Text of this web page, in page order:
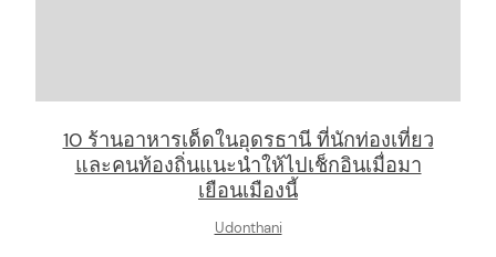
10 ร้านอาหารเด็ดในอุดรธานี ที่นักท่องเที่ยว
และคนท้องถิ่นแนะนำให้ไปเช็กอินเมื่อมา
เยือนเมืองนี้
Udonthani